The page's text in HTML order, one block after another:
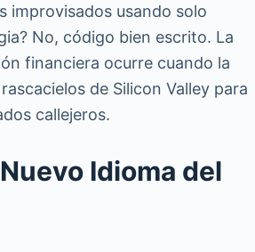
improvisados usando solo
No, código bien escrito. La
financiera ocurre cuando la
de Silicon Valley para
callejeros.
Idioma del